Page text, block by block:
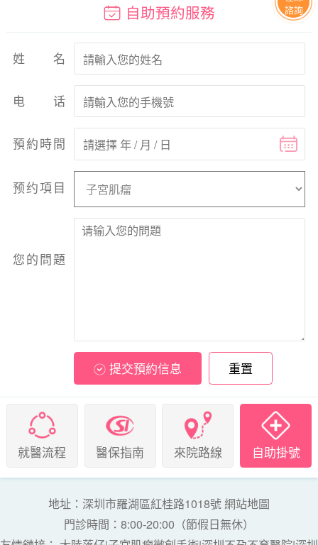
自助預約服務
姓名
电话
預約時間
预约項目
您的問題
提交預約信息 重置
就醫流程 醫保指南 來院路線 自助掛號
地址：深圳市羅湖區紅桂路1018號網站地圖
門診時間：8:00-20:00（節假日無休）
諮詢